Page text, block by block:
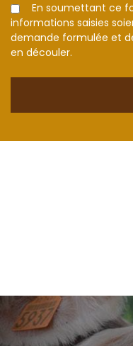
En soumettant ce
informations saisies
demande formulée et
en découler.